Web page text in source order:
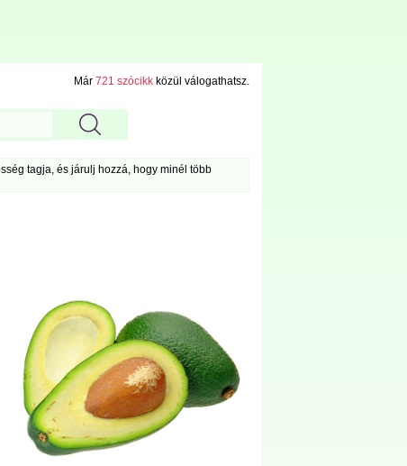
Már 721 szócikkközül válogathatsz.
tagja, és járulj hozzá, hogy minél több